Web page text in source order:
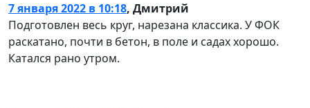
7 января 2022 в 10:18, Дмитрий
Подготовлен весь круг, нарезана классика. У ФОК
раскатано, почти в бетон, в поле и садах хорошо.
Катался рано утром.